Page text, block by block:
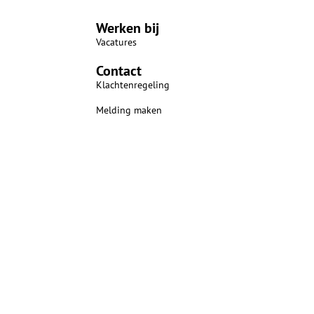
Werken bij
Vacatures
Contact
Klachtenregeling
Melding maken